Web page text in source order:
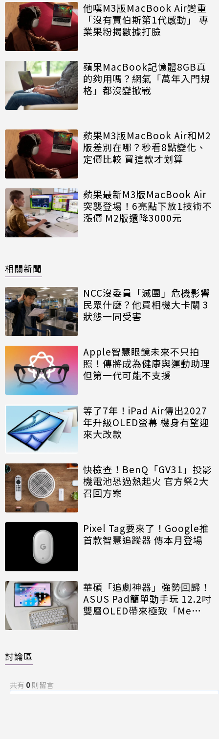
他嘆M3版MacBook Air變重
「沒有賈伯斯第1代感動」 專
業果粉揭數據打臉
蘋果MacBook記憶體8GB真
的夠用嗎？網氣「萬年入門規
格」都沒變掀戰
蘋果M3版MacBook Air和M2
版差別在哪？秒看8點變化、
定價比較 買這款才划算
蘋果最新M3版MacBook Air
突襲登場！6亮點下放1技術不
漲價 M2版還降3000元
相關新聞
NCC沒委員「滅團」危機影響
民眾什麼？他買相機大卡關 3
狀態一同受害
Apple智慧眼鏡未來不只拍
照！傳將成為健康與運動助理
但第一代可能不支援
等了7年！iPad Air傳出2027
年升級OLED螢幕 機身有望迎
來大改款
快檢查！BenQ「GV31」投影
機電池恐過熱起火 官方祭2大
召回方案
Pixel Tag要來了！Google推
首款智慧追蹤器 傳本月登場
華碩「追劇神器」強勢回歸！
ASUS Pad簡單動手玩 12.2吋
雙層OLED帶來極致「Me
討論區
共有 0則留言